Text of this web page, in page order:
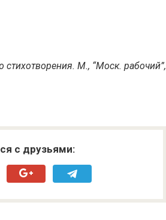
стихотворения. М., “Моск. рабочий”,
с друзьями: